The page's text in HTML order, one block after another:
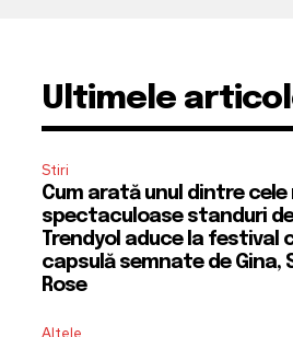
Ultimele
Stiri
Cum arată unul dintre cele
spectaculoase standuri de
Trendyol aduce la festival
capsulă semnate de Gina,
Rose
Altele